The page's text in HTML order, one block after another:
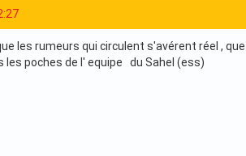
les rumeurs qui circulent s'avérent réel ,
les poches de l' equipe du Sahel (ess)